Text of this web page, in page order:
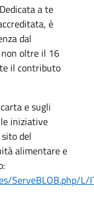
a te
è
dal
oltre il 16
il contributo
e sugli
iniziative
del
alimentare e
ServeBLOB.php/